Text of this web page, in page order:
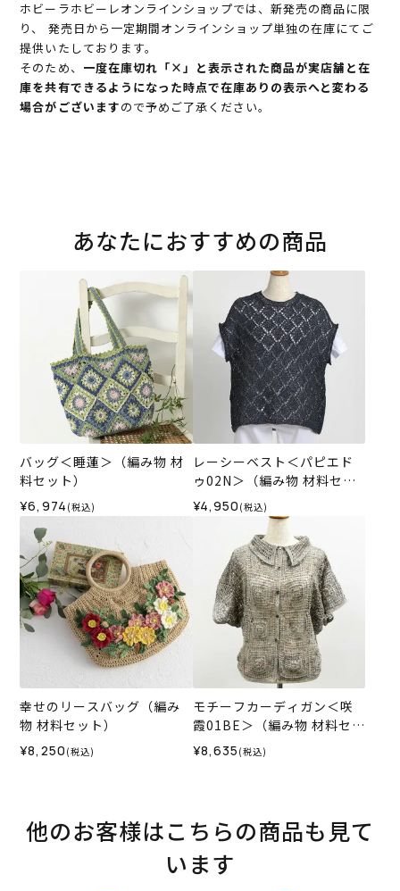
ホビーラホビーレオンラインショップでは、新発売の商品に限
り、 発売日から一定期間オンラインショップ単独の在庫にてご
提供いたしております。
そのため、 一度在庫切れ「×」と表示された商品が実店舗と在
庫を共有できるようになった時点で在庫ありの表示へと変わる
場合がございますので予めご了承ください。
あなたにおすすめの商品
バッグ＜睡蓮＞（編み物 材
料セット）
¥6,974 (税込)
レーシーベスト＜パピエド
ゥ02N＞（編み物 材料セッ
ト）
¥4,950 (税込)
幸せのリースバッグ（編み
物 材料セット）
¥8,250 (税込)
モチーフカーディガン＜咲
霞01BE＞（編み物 材料セッ
ト）
¥8,635 (税込)
他のお客様はこちらの商品も見て
います